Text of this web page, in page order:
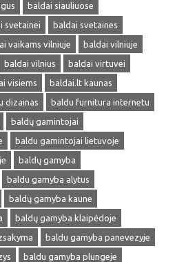
baldai siauliuose
svetainei
baldai svetaines
vaikams vilniuje
baldai vilniuje
baldai vilnius
baldai virtuvei
visiems
baldai.lt kaunas
dizainas
baldu furnitura internetu
baldų gamintojai
baldu gamintojai lietuvoje
baldų gamyba
baldu gamyba alytus
baldų gamyba kaune
baldų gamyba klaipėdoje
baldu gamyba panevezyje
baldu gamyba plungeje